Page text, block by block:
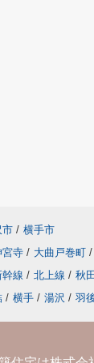
市 / 横手市
宮寺 / 大曲戸巻町 /
線 / 北上線 / 秋
/ 横手 / 湯沢 / 羽